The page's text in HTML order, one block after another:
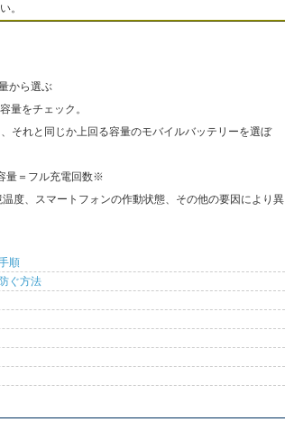
。
から選ぶ
量をチェック。
それと同じか上回る容量のモバイルバッテリーを選ぼ
量＝フル充電回数※
度、スマートフォンの作動状態、その他の要因により異
順
ぐ方法